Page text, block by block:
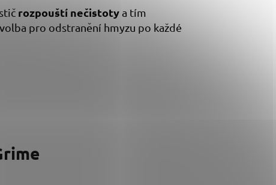
rozpouští nečistotya tím
volba pro odstranění hmyzu po každé